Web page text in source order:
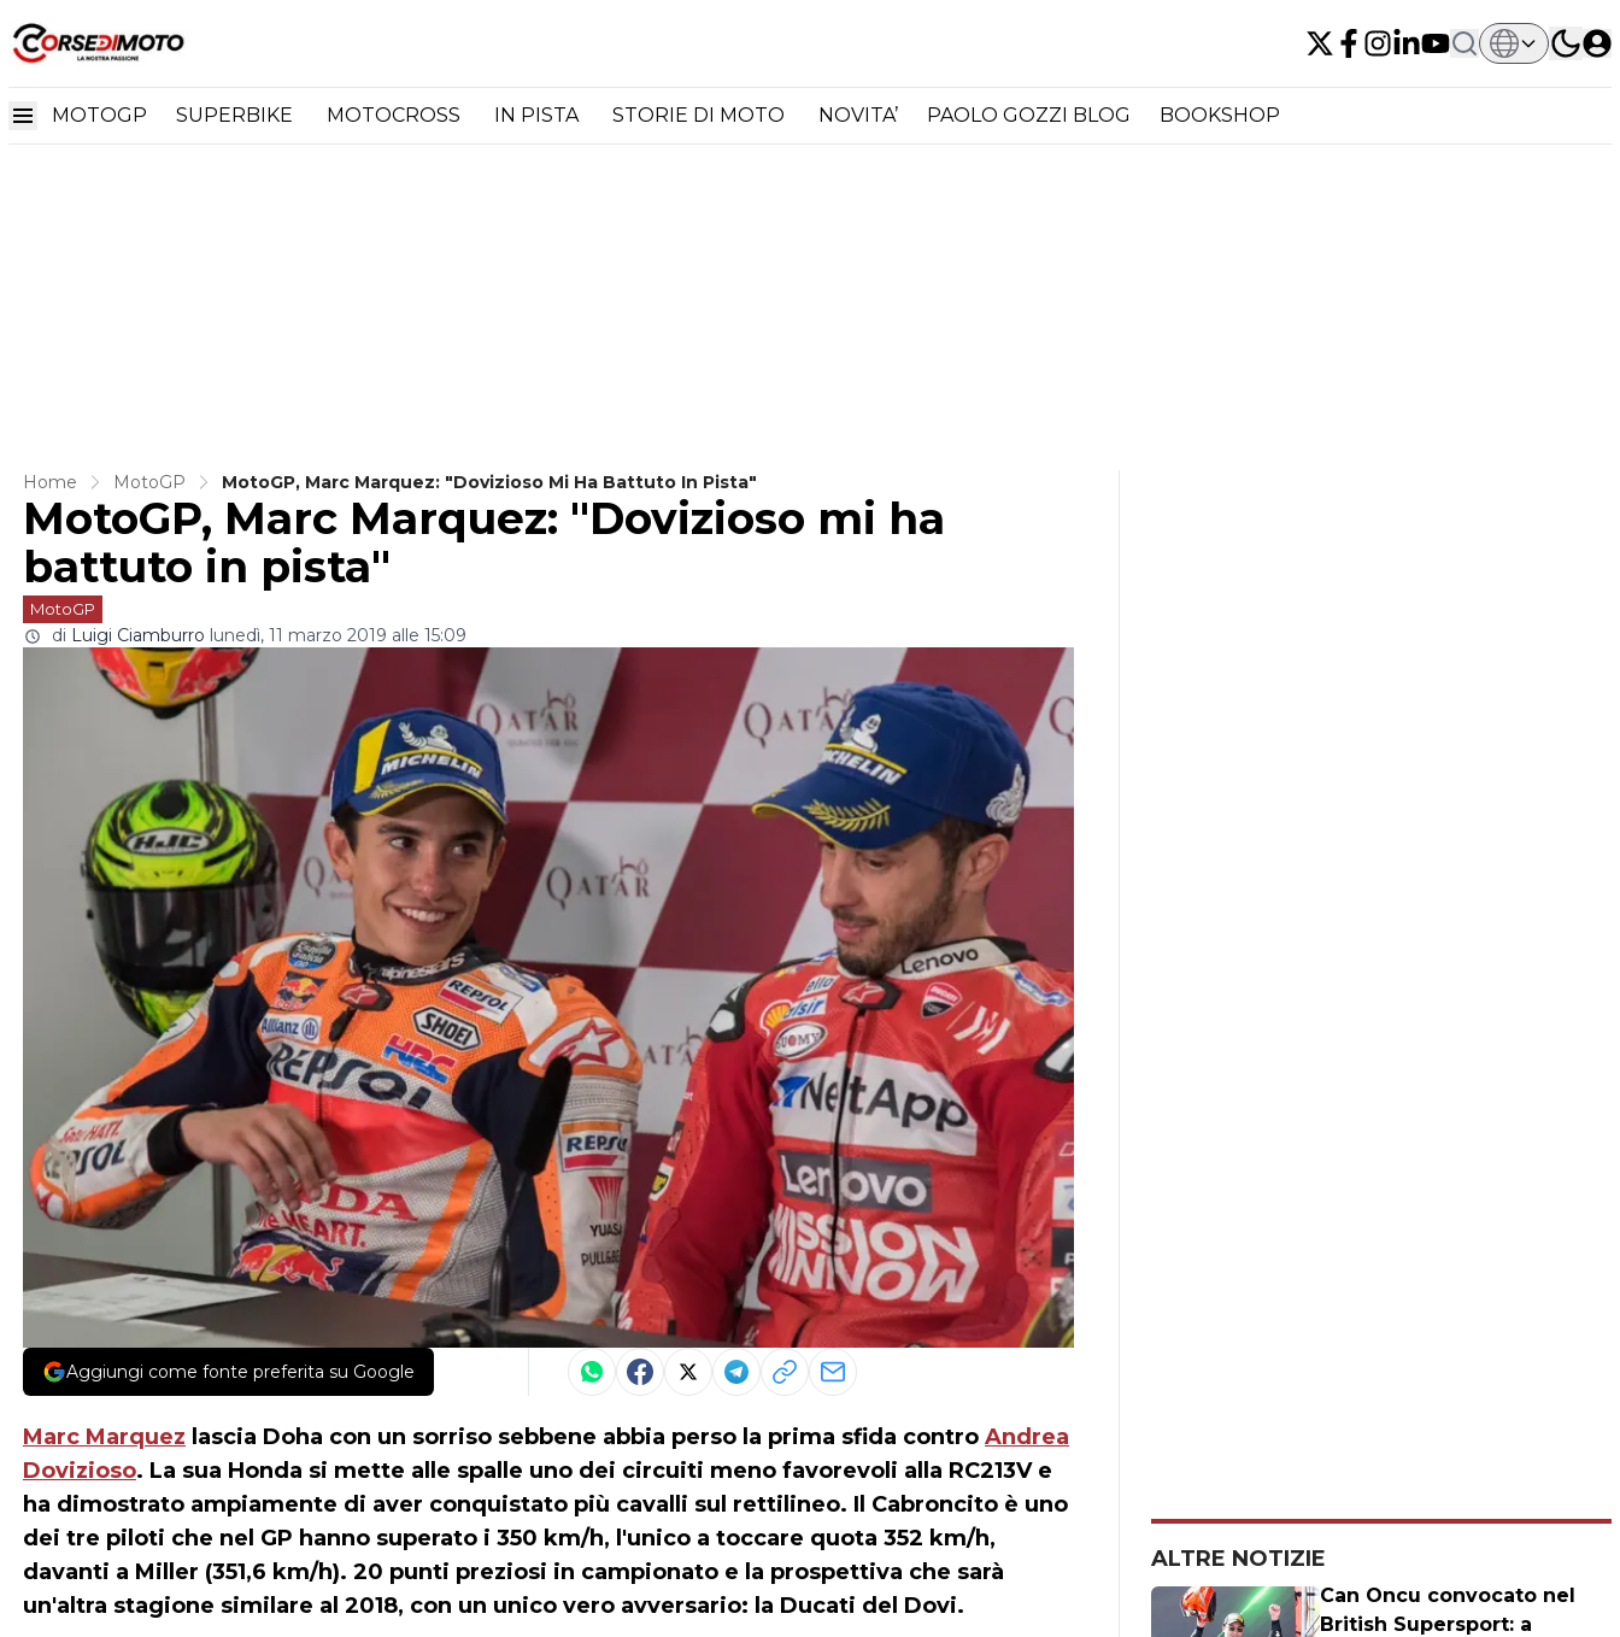
MOTOGP SUPERBIKE MOTOCROSS IN PISTA STORIE DI MOTO NOVITA’ PAOLO GOZZI BLOG BOOKSHOP
Home MotoGP MotoGP, Marc Marquez: "Dovizioso Mi Ha Battuto In Pista"
MotoGP, Marc Marquez: "Dovizioso mi ha
battuto in pista"
MotoGP
di Luigi Ciamburro lunedì, 11 marzo 2019 alle 15:09
Aggiungi come fonte preferita su Google
Marc Marquez lascia Doha con un sorriso sebbene abbia perso la prima sfida contro Andrea
Dovizioso. La sua Honda si mette alle spalle uno dei circuiti meno favorevoli alla RC213V e
ha dimostrato ampiamente di aver conquistato più cavalli sul rettilineo. Il Cabroncito è uno
dei tre piloti che nel GP hanno superato i 350 km/h, l'unico a toccare quota 352 km/h,
davanti a Miller (351,6 km/h). 20 punti preziosi in campionato e la prospettiva che sarà
un'altra stagione similare al 2018, con un unico vero avversario: la Ducati del Dovi.
ALTRE NOTIZIE
Can Oncu convocato nel
British Supersport: a